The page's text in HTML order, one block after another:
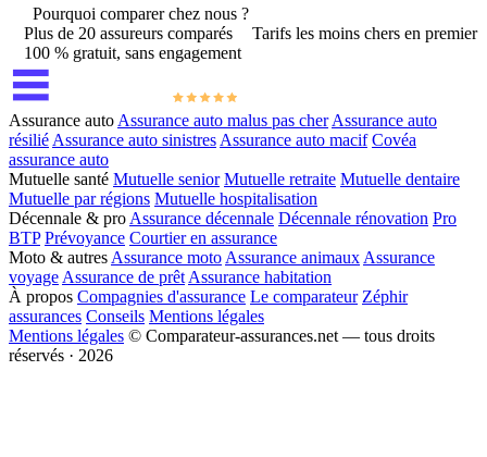
Pourquoi comparer chez nous ?
Plus de 20 assureurs comparés
Tarifs les moins chers en premier
100 % gratuit, sans engagement
Assurance auto Assurance auto malus pas cher Assurance auto
résilié Assurance auto sinistres Assurance auto macif Covéa
assurance auto
Mutuelle santé Mutuelle senior Mutuelle retraite Mutuelle dentaire
Mutuelle par régions Mutuelle hospitalisation
Décennale & pro Assurance décennale Décennale rénovation Pro
BTP Prévoyance Courtier en assurance
Moto & autres Assurance moto Assurance animaux Assurance
voyage Assurance de prêt Assurance habitation
À propos Compagnies d'assurance Le comparateur Zéphir
assurances Conseils Mentions légales
Mentions légales © Comparateur-assurances.net — tous droits
réservés · 2026